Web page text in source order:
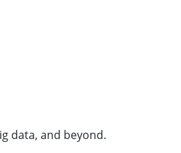
data, and beyond.